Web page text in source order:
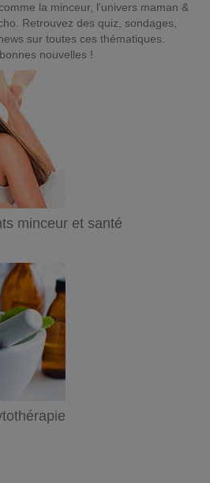
la minceur, l'univers maman &
Retrouvez des quiz, sondages,
sur toutes ces thématiques.
nouvelles !
minceur et santé